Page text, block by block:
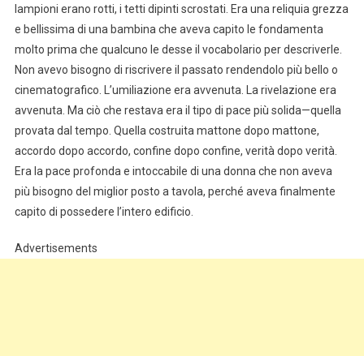
lampioni erano rotti, i tetti dipinti scrostati. Era una reliquia grezza
e bellissima di una bambina che aveva capito le fondamenta
molto prima che qualcuno le desse il vocabolario per descriverle.
Non avevo bisogno di riscrivere il passato rendendolo più bello o
cinematografico. L’umiliazione era avvenuta. La rivelazione era
avvenuta. Ma ciò che restava era il tipo di pace più solida—quella
provata dal tempo. Quella costruita mattone dopo mattone,
accordo dopo accordo, confine dopo confine, verità dopo verità.
Era la pace profonda e intoccabile di una donna che non aveva
più bisogno del miglior posto a tavola, perché aveva finalmente
capito di possedere l’intero edificio.
Advertisements